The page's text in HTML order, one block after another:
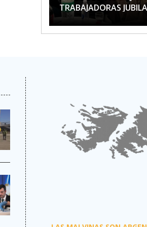
TRABAJADORAS
APTA